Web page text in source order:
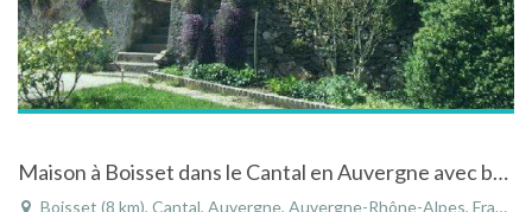
Maison à Boisset dans le Cantal en Auvergne avec belle vue
Boisset (8 km), Cantal, Auvergne, Auvergne-Rhône-Alpes, France